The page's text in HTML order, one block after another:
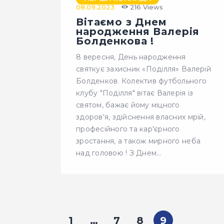
08.09.2023
216 Views
Вітаємо з Днем
народження Валерія
Болденкова !
8 вересня, День народження
святкує захисник «Поділля» Валерій
Болденков. Колектив футбольного
клубу "Поділля" вітає Валерія із
святом, бажає йому міцного
здоров'я, здійснення власних мрій,
професійного та кар'єрного
зростання, а також мирного неба
над головою ! З Днем…
1 … 7 8 9